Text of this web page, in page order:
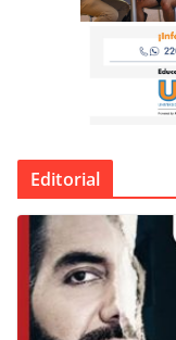
Editorial